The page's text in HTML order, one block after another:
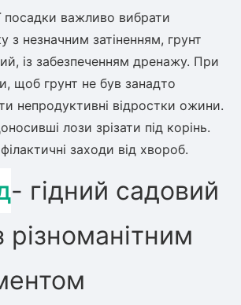
посадки важливо вибрати
з незначним затіненням, грунт
із забезпеченням дренажу. При
щоб грунт не був занадто
непродуктивні відростки ожини.
лози зрізати під корінь.
заходи від хвороб.
- гідний садовий
різноманітним